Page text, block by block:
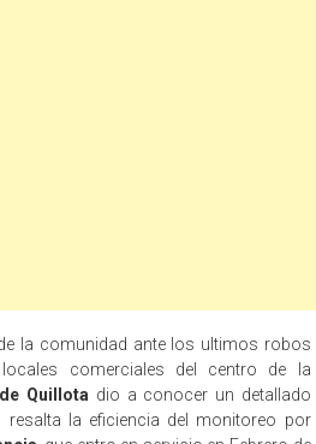
la comunidad ante los ultimos robos
comerciales del centro de la
Quillota dio a conocer un detallado
la eficiencia del monitoreo por